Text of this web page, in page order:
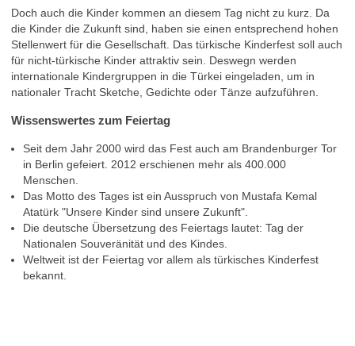
Doch auch die Kinder kommen an diesem Tag nicht zu kurz. Da
die Kinder die Zukunft sind, haben sie einen entsprechend hohen
Stellenwert für die Gesellschaft. Das türkische Kinderfest soll auch
für nicht-türkische Kinder attraktiv sein. Deswegn werden
internationale Kindergruppen in die Türkei eingeladen, um in
nationaler Tracht Sketche, Gedichte oder Tänze aufzuführen.
Wissenswertes zum Feiertag
Seit dem Jahr 2000 wird das Fest auch am Brandenburger Tor
in Berlin gefeiert. 2012 erschienen mehr als 400.000
Menschen.
Das Motto des Tages ist ein Ausspruch von Mustafa Kemal
Atatürk "Unsere Kinder sind unsere Zukunft".
Die deutsche Übersetzung des Feiertags lautet: Tag der
Nationalen Souveränität und des Kindes.
Weltweit ist der Feiertag vor allem als türkisches Kinderfest
bekannt.